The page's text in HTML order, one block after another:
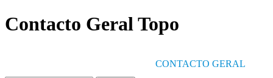
Contacto Geral Topo
CONTACTO GERAL